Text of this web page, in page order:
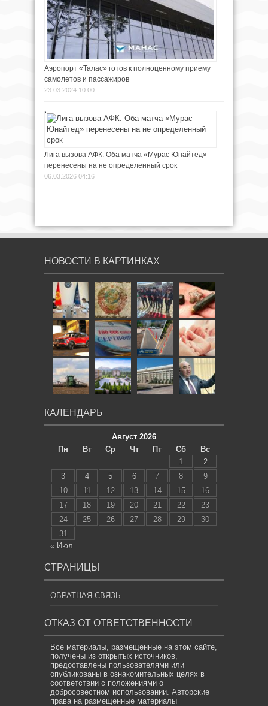
Аэропорт «Талас» готов к полноценному приему
самолетов и пассажиров
23.03.2024 10:00
Лига вызова АФК: Оба матча «Мурас Юнайтед»
перенесены на не определенный срок
06.03.2026 04:16
НОВОСТИ В КАРТИНКАХ
КАЛЕНДАРЬ
Август 2026
Пн
Вт Ср Чт Пт Сб
Вс
1
2
3
4 5 6 7 8
9
10
11 12 13 14 15
16
17
18 19 20 21 22
23
24
25 26 27 28 29
30
31
« Июл
СТРАНИЦЫ
ОБРАТНАЯ СВЯЗЬ
ОТКАЗ ОТ ОТВЕТСТВЕННОСТИ
Все материалы, размещенные на этом сайте,
получены из открытых источников,
предоставлены пользователями или
опубликованы в ознакомительных целях в
соответствии с положениями о
добросовестном использовании. Авторские
права на размещенные материалы